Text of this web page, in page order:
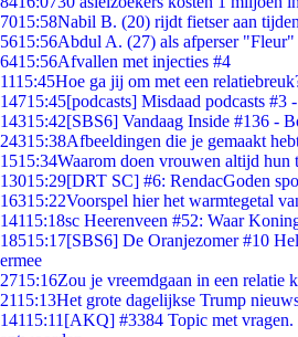
7015:58Nabil B. (20) rijdt fietser aan
5615:56Abdul A. (27) als afperser "Fleur"
6415:56Afvallen met injecties #4
1115:45Hoe ga jij om met een
14715:45[podcasts] Misdaad podcasts #3
14315:42[SBS6] Vandaag Inside #136 -
24315:38Afbeeldingen die je gemaakt
1515:34Waarom doen vrouwen altijd hun
13015:29[DRT SC] #6: RendacGoden
16315:22Voorspel hier het warmtegetal
14115:18sc Heerenveen #52: Waar
18515:17[SBS6] De Oranjezomer #10
ermee
2715:16Zou je vreemdgaan in een relatie
2115:13Het grote dagelijkse Trump
14115:11 [AKQ] #3384 Topic met vragen.